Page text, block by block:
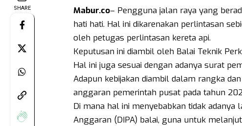
SHARE Mabur.co– Pengguna jalan raya yang
hati hati. Hal ini dikarenakan perlintasan
oleh petugas perlintasan kereta api.
Keputusan ini diambil oleh Balai Teknik
Hal ini juga sesuai dengan adanya surat
Adapun kebijakan diambil dalam rangka
anggaran pemerintah pusat pada tahun
Di mana hal ini menyebabkan tidak
Anggaran (DIPA) balai, guna untuk